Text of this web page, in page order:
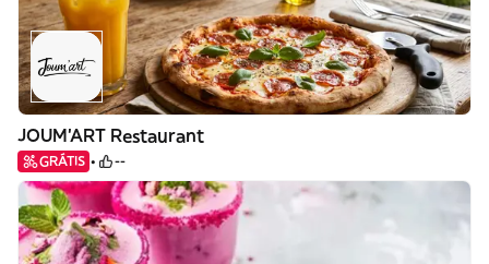
JOUM'ART Restaurant
GRÁTIS --